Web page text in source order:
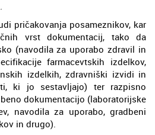
pričakovanja posameznikov, kar
vrst dokumentacij, tako da
(navodila za uporabo zdravil in
farmacevtskih izdelkov,
izdelkih, zdravniški izvidi in
ki jo sestavljajo) ter razpisno
dokumentacijo (laboratorijske
navodila za uporabo, gradbeni
in drugo).